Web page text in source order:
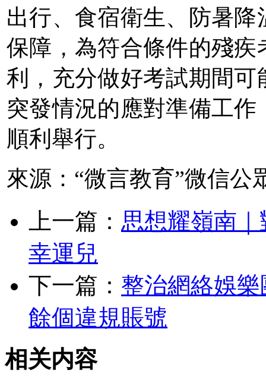
出行、食宿衛生、防暑
保障，為符合條件的殘
利，充分做好考試期間
突發情況的應對準備工
順利舉行。
來源：“微言教育”微信公
上一篇： 思想耀嶺南
幸運兒
下一篇： 整治網絡娛
餘個違規賬號
相关内容